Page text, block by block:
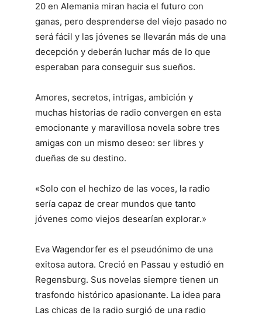
20 en Alemania miran hacia el futuro con
ganas, pero desprenderse del viejo pasado no
será fácil y las jóvenes se llevarán más de una
decepción y deberán luchar más de lo que
esperaban para conseguir sus sueños.
Amores, secretos, intrigas, ambición y
muchas historias de radio convergen en esta
emocionante y maravillosa novela sobre tres
amigas con un mismo deseo: ser libres y
dueñas de su destino.
«Solo con el hechizo de las voces, la radio
sería capaz de crear mundos que tanto
jóvenes como viejos desearían explorar.»
Eva Wagendorfer es el pseudónimo de una
exitosa autora. Creció en Passau y estudió en
Regensburg. Sus novelas siempre tienen un
trasfondo histórico apasionante. La idea para
Las chicas de la radio surgió de una radio